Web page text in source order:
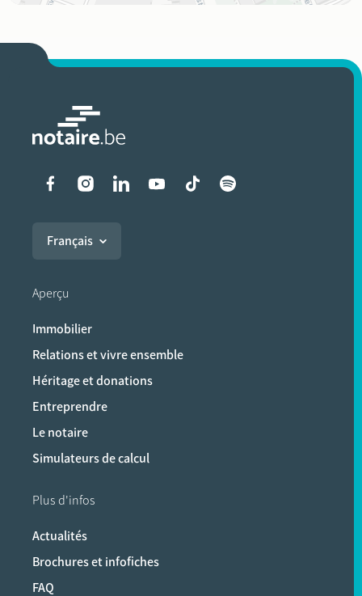
Liens vers les réseaux
Français
Aperçu
Immobilier
Relations et vivre ensemble
Héritage et donations
Entreprendre
Le notaire
Simulateurs de calcul
Plus d'infos
Actualités
Brochures et infofiches
FAQ